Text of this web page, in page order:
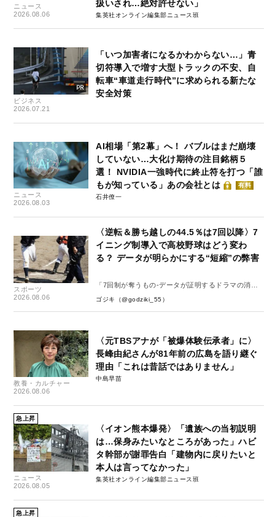
ニュース
2026.08.06
扱いされ…絶対許せない」
集英社オンライン編集部ニュース班
ビジネス
2026.07.21
「いつ加害者になるかわからない…」青
切符導入で増す大型トラックの不安、自
転車“車道走行時代”に求められる新たな
安全対策
ニュース
2026.08.03
AI相場「第2幕」へ！ バブルはまだ崩壊
していない…大化け期待の注目銘柄５
選！ NVIDIA一強時代に終止符を打つ「誰
もが知っている」あの会社とは
有料
石井僚一
スポーツ
2026.08.06
〈逆転＆勝ち越しの44.5％は7回以降〉7
イニング制導入で高校野球はどう変わ
る？ データが明らかにする“短縮”の弊害
「7回制が奪うもの-データが証明するドラマの消
失-」
ゴジキ（@godziki_55）
教養・カルチャー
2026.08.06
〈元TBSアナが「被爆体験伝承者」に〉
長峰由紀さんが81年前の広島を語り継ぐ
理由「これは昔話ではありません」
中島早苗
急上昇
ニュース
2026.08.05
〈イオン熊本爆発〉「遺族への当初説明
は…保身みたいなところがあった」ハビ
タ幹部が謝罪告白「建物内に戻りたいと
本人は言ってなかった」
集英社オンライン編集部ニュース班
急上昇